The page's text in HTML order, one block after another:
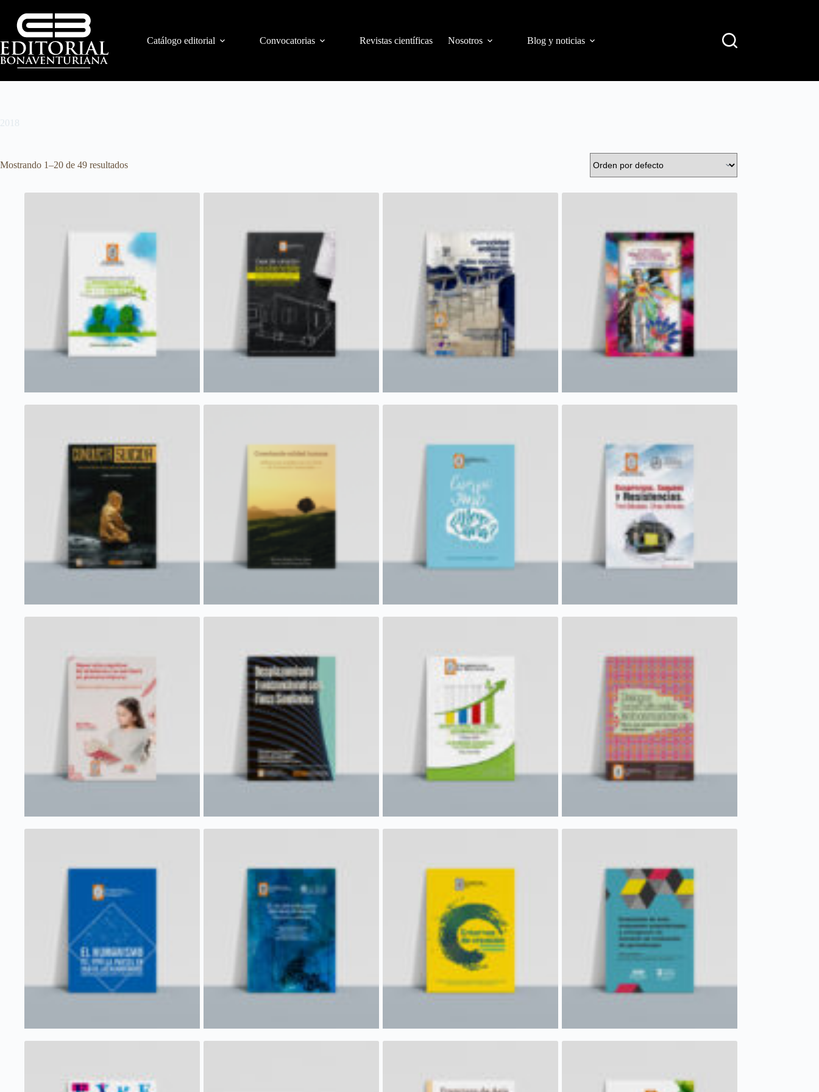
Catálogo editorial Convocatorias Revistas científicas Nosotros Blog y noticias
2018
Mostrando 1–20 de 49 resultados